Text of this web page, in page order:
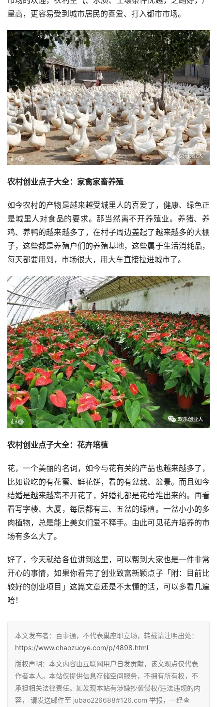
量高，更容易受到城市居民的喜爱、打入都市市场。
农村创业点子大全：家禽家畜养殖
如今农村的产物是越来越受城里人的喜爱了，健康、绿色正
是城里人对食品的要求。那当然离不开养殖业。养猪、养
鸡、养鸭的越来越多了，在村子周边盖起了越来越多的大棚
子，这些都是养殖户们的养殖基地，这些属于生活消耗品，
每天都要用到，市场很大，用大车直接拉进城市了。
农村创业点子大全：花卉培植
花，一个美丽的名词，如今与花有关的产品也越来越多了，
比如说吃的有花蜜、鲜花饼，看的有盆栽、盆景。而且如今
结婚是越来越离不开花了，好婚礼都是花给堆出来的。再看
看写字楼、大厦，每层都有三、五盆的绿植。一盆小小的多
肉植物，总是能上美女们爱不释手。由此可见花卉培养的市
场有多么大了。
好了，今天就给各位讲到这里，可以帮到大家也是一件非常
开心的事情，如果你看完了创业致富新颖点子「附：目前比
较好的创业项目」这篇文章还是不太懂的话，可以多看几遍
哈！
本文发布者：百事通，不代表巢座耶立场，转载请注明出处：
https://www.chaozuoye.com/p/4898.html
版权声明：本文内容由互联网用户自发贡献，该文观点仅代表
作者本人。本站仅提供信息存储空间服务，不拥有所有权，不
承担相关法律责任。如发现本站有涉嫌抄袭侵权/违法违规的内
容， 请发送邮件至 jubao226688#126.com 举报，一经查